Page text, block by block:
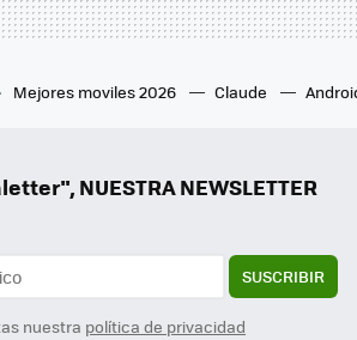
Mejores moviles 2026 Claude
NUESTRA NEWSLETTER
SUSCRIBIR
nuestra política de privacidad